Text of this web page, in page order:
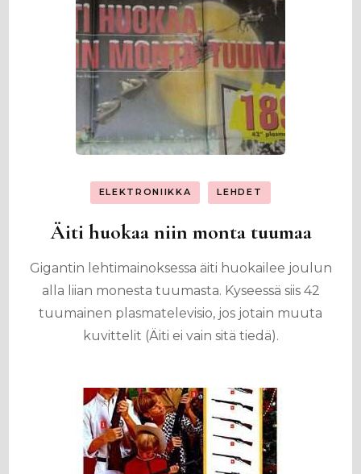
ELEKTRONIIKKA LEHDET
Äiti huokaa niin monta tuumaa
Gigantin lehtimainoksessa äiti huokailee joulun
alla liian monesta tuumasta. Kyseessä siis 42
tuumainen plasmatelevisio, jos jotain muuta
kuvittelit (Äiti ei vain sitä tiedä).